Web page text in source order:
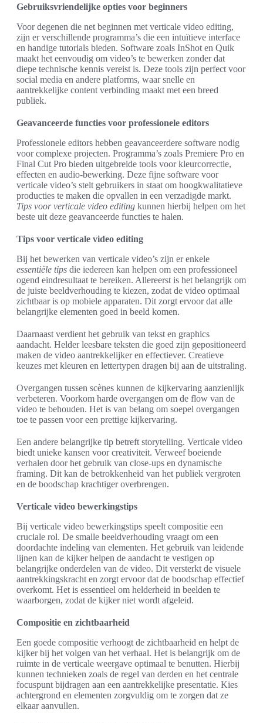
Gebruiksvriendelijke opties voor beginners
Voor degenen die net beginnen met verticale video editing,
zijn er verschillende programma’s die een intuïtieve interface
en handige tutorials bieden. Software zoals InShot en Quik
maakt het eenvoudig om video’s te bewerken zonder dat
diepe technische kennis vereist is. Deze tools zijn perfect voor
social media en andere platforms, waar snelle en
aantrekkelijke content verbinding maakt met een breed
publiek.
Geavanceerde functies voor professionele editors
Professionele editors hebben geavanceerdere software nodig
voor complexe projecten. Programma’s zoals Premiere Pro en
Final Cut Pro bieden uitgebreide tools voor kleurcorrectie,
effecten en audio-bewerking. Deze fijne software voor
verticale video’s stelt gebruikers in staat om hoogkwalitatieve
producties te maken die opvallen in een verzadigde markt.
Tips voor verticale video editing kunnen hierbij helpen om het
beste uit deze geavanceerde functies te halen.
Tips voor verticale video editing
Bij het bewerken van verticale video’s zijn er enkele
essentiële tips die iedereen kan helpen om een professioneel
ogend eindresultaat te bereiken. Allereerst is het belangrijk om
de juiste beeldverhouding te kiezen, zodat de video optimaal
zichtbaar is op mobiele apparaten. Dit zorgt ervoor dat alle
belangrijke elementen goed in beeld komen.
Daarnaast verdient het gebruik van tekst en graphics
aandacht. Helder leesbare teksten die goed zijn gepositioneerd
maken de video aantrekkelijker en effectiever. Creatieve
keuzes met kleuren en lettertypen dragen bij aan de uitstraling.
Overgangen tussen scènes kunnen de kijkervaring aanzienlijk
verbeteren. Voorkom harde overgangen om de flow van de
video te behouden. Het is van belang om soepel overgangen
toe te passen voor een prettige kijkervaring.
Een andere belangrijke tip betreft storytelling. Verticale video
biedt unieke kansen voor creativiteit. Verweef boeiende
verhalen door het gebruik van close-ups en dynamische
framing. Dit kan de betrokkenheid van het publiek vergroten
en de boodschap krachtiger overbrengen.
Verticale video bewerkingstips
Bij verticale video bewerkingstips speelt compositie een
cruciale rol. De smalle beeldverhouding vraagt om een
doordachte indeling van elementen. Het gebruik van leidende
lijnen kan de kijker helpen de aandacht te vestigen op
belangrijke onderdelen van de video. Dit versterkt de visuele
aantrekkingskracht en zorgt ervoor dat de boodschap effectief
overkomt. Het is essentieel om helderheid in beelden te
waarborgen, zodat de kijker niet wordt afgeleid.
Compositie en zichtbaarheid
Een goede compositie verhoogt de zichtbaarheid en helpt de
kijker bij het volgen van het verhaal. Het is belangrijk om de
ruimte in de verticale weergave optimaal te benutten. Hierbij
kunnen technieken zoals de regel van derden en het centrale
focuspunt bijdragen aan een aantrekkelijke presentatie. Kies
achtergrond en elementen zorgvuldig om te zorgen dat ze
elkaar aanvullen.